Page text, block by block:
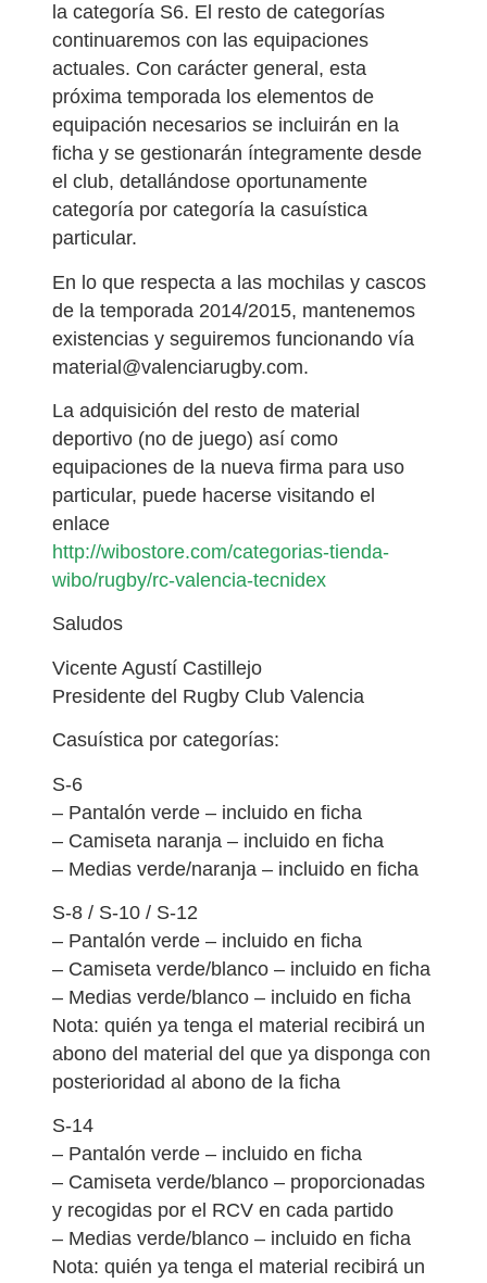
la categoría S6. El resto de categorías
continuaremos con las equipaciones
actuales. Con carácter general, esta
próxima temporada los elementos de
equipación necesarios se incluirán en la
ficha y se gestionarán íntegramente desde
el club, detallándose oportunamente
categoría por categoría la casuística
particular.
En lo que respecta a las mochilas y cascos
de la temporada 2014/2015, mantenemos
existencias y seguiremos funcionando vía
material@valenciarugby.com.
La adquisición del resto de material
deportivo (no de juego) así como
equipaciones de la nueva firma para uso
particular, puede hacerse visitando el
enlace
http://wibostore.com/categorias-tienda-
wibo/rugby/rc-valencia-tecnidex
Saludos
Vicente Agustí Castillejo
Presidente del Rugby Club Valencia
Casuística por categorías:
S-6
– Pantalón verde – incluido en ficha
– Camiseta naranja – incluido en ficha
– Medias verde/naranja – incluido en ficha
S-8 / S-10 / S-12
– Pantalón verde – incluido en ficha
– Camiseta verde/blanco – incluido en ficha
– Medias verde/blanco – incluido en ficha
Nota: quién ya tenga el material recibirá un
abono del material del que ya disponga con
posterioridad al abono de la ficha
S-14
– Pantalón verde – incluido en ficha
– Camiseta verde/blanco – proporcionadas
y recogidas por el RCV en cada partido
– Medias verde/blanco – incluido en ficha
Nota: quién ya tenga el material recibirá un